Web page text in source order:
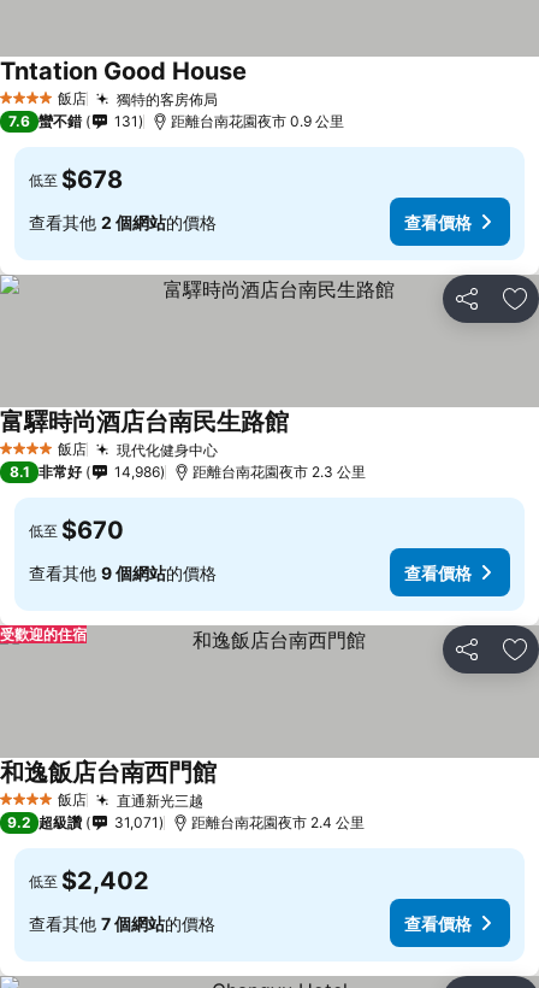
4 星級 飯店 獨特的客房佈局
Tntation Good House
7.6 蠻不錯 131 距離台南花園夜市 0.9 公里
低至 $678
查看其他 2 個網站的價格 查看價格
分享 加
4 星級 飯店 現代化健身中心
富驛時尚酒店台南民生路館
8.1 非常好 14,986 距離台南花園夜市 2.3 公里
低至 $670
查看其他 9 個網站的價格 查看價格
分享 加
受歡迎的住宿
4 星級 飯店 直通新光三越
和逸飯店台南西門館
9.2 超級讚 31,071 距離台南花園夜市 2.4 公里
低至 $2,402
查看其他 7 個網站的價格 查看價格